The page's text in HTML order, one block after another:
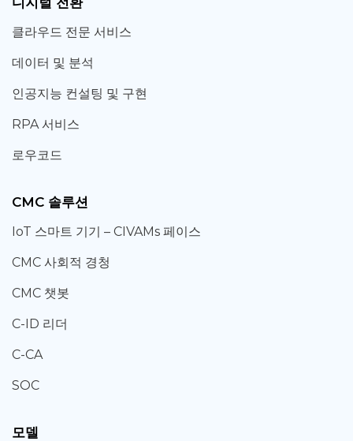
클라우드 전문 서비스
데이터 및 분석
인공지능 컨설팅 및 구현
RPA 서비스
로우코드
CMC 솔루션
IoT 스마트 기기 – CIVAMs 페이스
CMC 사회적 경청
CMC 챗봇
C-ID 리더
C-CA
SOC
모델